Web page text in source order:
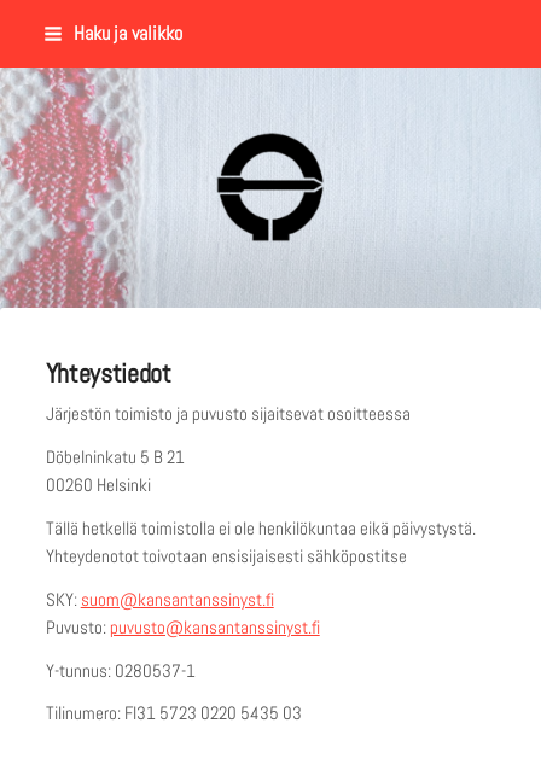
Siirry
sisältöön
Haku ja valikko
Suomalaisen Kansantanssin
Yhteystiedot
Järjestön toimisto ja puvusto sijaitsevat osoitteessa
Döbelninkatu 5 B 21
00260 Helsinki
Tällä hetkellä toimistolla ei ole henkilökuntaa eikä päivystystä.
Yhteydenotot toivotaan ensisijaisesti sähköpostitse
SKY: suom@kansantanssinyst.fi
Puvusto: puvusto@kansantanssinyst.fi
Y-tunnus: 0280537-1
Tilinumero: FI31 5723 0220 5435 03